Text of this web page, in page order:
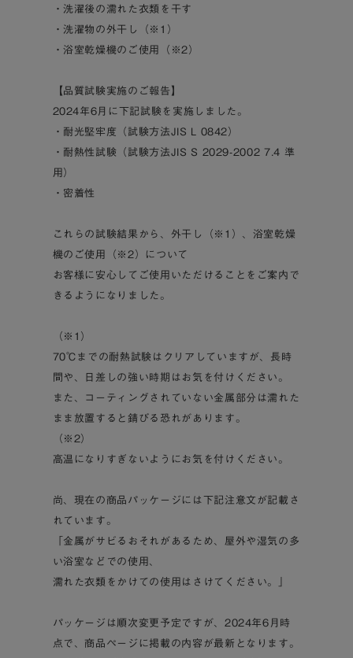
・洗濯後の濡れた衣類を干す
・洗濯物の外干し（※1）
・浴室乾燥機のご使用（※2）
【品質試験実施のご報告】
2024年6月に下記試験を実施しました。
・耐光堅牢度（試験方法JIS L 0842）
・耐熱性試験（試験方法JIS S 2029-2002 7.4 準
用）
・密着性
これらの試験結果から、外干し（※1）、浴室乾燥
機のご使用（※2）について
お客様に安心してご使用いただけることをご案内で
きるようになりました。
（※1）
70℃までの耐熱試験はクリアしていますが、長時
間や、日差しの強い時期はお気を付けください。
また、コーティングされていない金属部分は濡れた
まま放置すると錆びる恐れがあります。
（※2）
高温になりすぎないようにお気を付けください。
尚、現在の商品パッケージには下記注意文が記載さ
れています。
「金属がサビるおそれがあるため、屋外や湿気の多
い浴室などでの使用、
濡れた衣類をかけての使用はさけてください。」
パッケージは順次変更予定ですが、2024年6月時
点で、商品ページに掲載の内容が最新となります。